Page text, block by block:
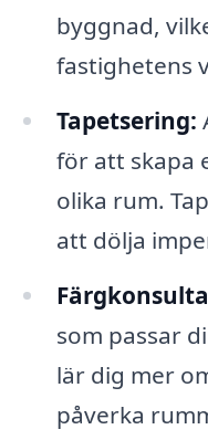
byggnad,
fastighetens
Tapetsering:
för att skapa
olika rum.
att dölja
som passar
lär dig mer
påverka